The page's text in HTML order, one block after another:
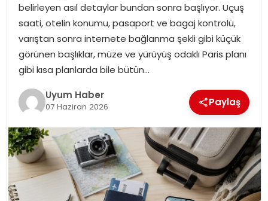
SAĞLIK
MAGAZIN
YAŞAM
belirleyen asıl detaylar bundan sonra başlıyor. Uçuş
saati, otelin konumu, pasaport ve bagaj kontrolü,
varıştan sonra internete bağlanma şekli gibi küçük
görünen başlıklar, müze ve yürüyüş odaklı Paris planı
gibi kısa planlarda bile bütün…
Uyum Haber
07 Haziran 2026 Paylaş